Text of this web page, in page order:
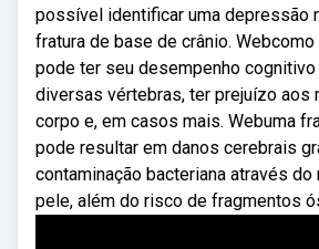
possível identificar uma depressão
fratura de base de crânio.
pode ter seu desempenho
diversas vértebras, ter prejuízo aos
corpo e, em casos mais. Webuma
pode resultar em danos cerebrais
contaminação bacteriana através
pele, além do risco de fragmentos